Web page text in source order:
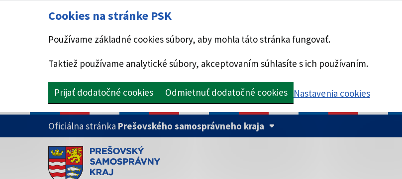
Cookies na stránke PSK
Používame základné cookies súbory, aby mohla táto stránka fungovať.
Taktiež používame analytické súbory, akceptovaním súhlasíte s ich používaním.
Prijať dodatočné cookies Odmietnuť dodatočné cookies Nastavenia cookies
PRESKOČIŤ NA HLAVNÝ OBSAH
Oficiálna stránka Prešovského samosprávneho kraja
Doména psk.sk je oficiálna
Táto stránka